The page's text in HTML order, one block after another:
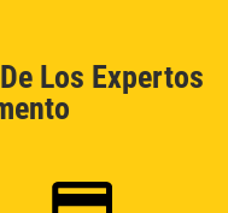
Los Expertos